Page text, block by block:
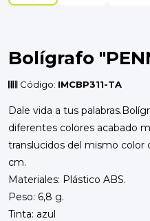
Bolígrafo
Código: IMCBP311-TA
Dale vida a tus
diferentes colores acabado
translucidos del mismo color
cm.
Materiales: Plástico ABS.
Peso: 6,8 g.
Tinta: azul